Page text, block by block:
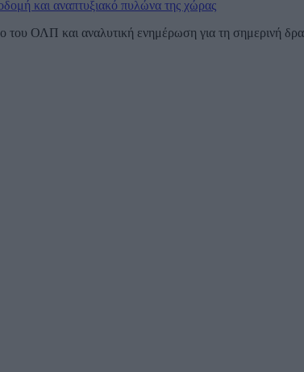
ΟΛΠ και αναλυτική ενημέρωση για τη σημερινή